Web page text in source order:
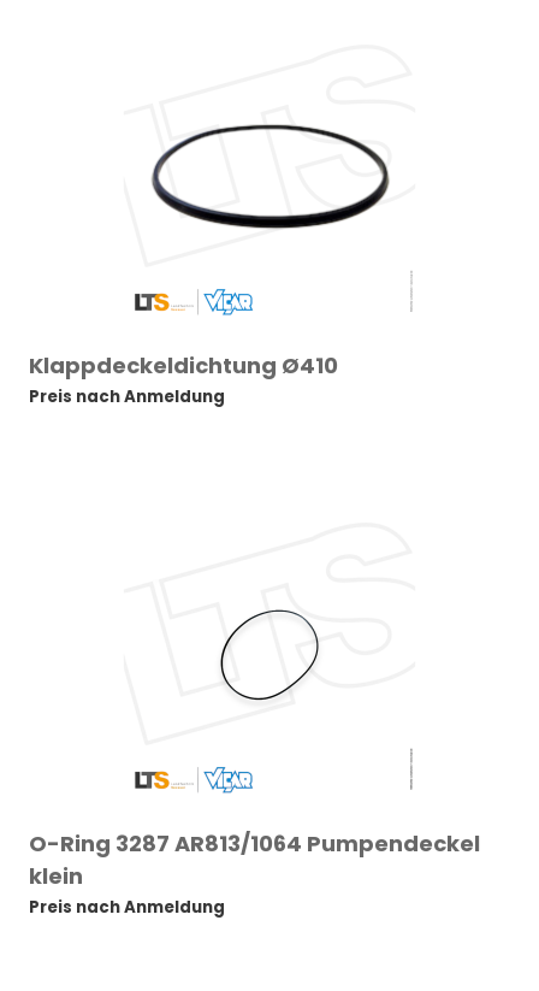
Klappdeckeldichtung Ø410
Preis nach Anmeldung
O-Ring 3287 AR813/1064 Pumpendeckel
klein
Preis nach Anmeldung